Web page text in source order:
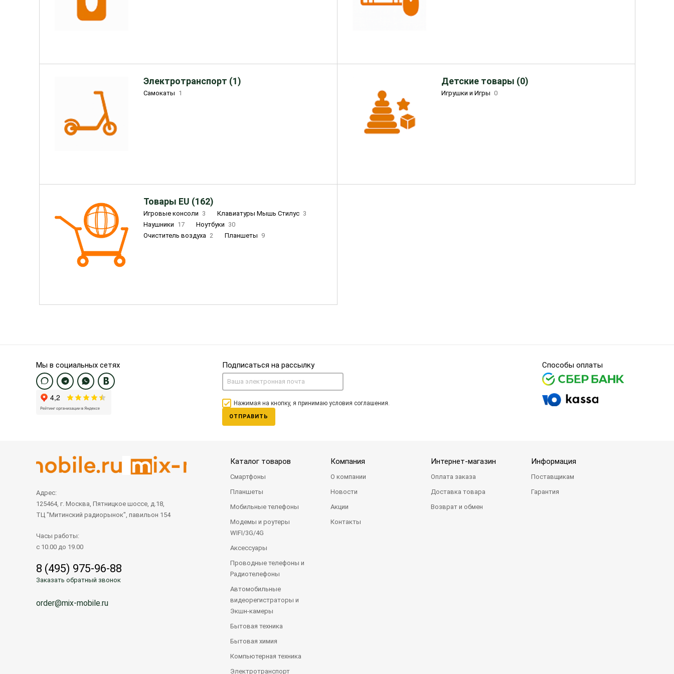
Электротранспорт (1)
Самокаты 1
Детские товары (0)
Игрушки и Игры 0
Товары EU (162)
Игровые консоли 3 Клавиатуры Мышь Стилус 3
Наушники 17 Ноутбуки 30
Очиститель воздуха 2 Планшеты 9
Мы в социальных сетях Подписаться на рассылку
Нажимая на кнопку, я принимаю условия соглашения.
ОТПРАВИТЬ
Способы оплаты
Адрес:
125464, г. Москва, Пятницкое шоссе, д.18,
ТЦ "Митинский радиорынок", павильон 154
Часы работы:
с 10.00 до 19.00
8 (495) 975-96-88
Заказать обратный звонок
order@mix-mobile.ru
Каталог товаров
Смартфоны
Планшеты
Мобильные телефоны
Модемы и роутеры
WIFI/3G/4G
Аксессуары
Проводные телефоны и
Радиотелефоны
Автомобильные
видеорегистраторы и
Экшн-камеры
Бытовая техника
Бытовая химия
Компьютерная техника
Электротранспорт
Компания
О компании
Новости
Акции
Контакты
Интернет-магазин
Оплата заказа
Доставка товара
Возврат и обмен
Информация
Поставщикам
Гарантия